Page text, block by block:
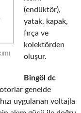
(endüktör),
yatak, kapak,
fırça ve
kolektörden
oluşur.
Bingöl dc
genelde
uygulanan voltajla